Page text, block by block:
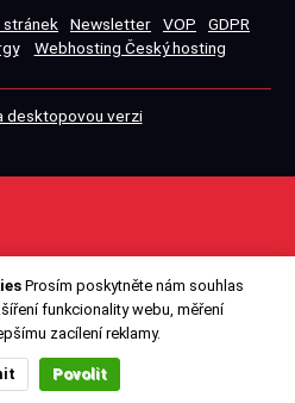
stránek Newsletter VOP
GDPR
Webhosting Český hosting
desktopovou verzi
Prosím poskytněte nám souhlas
funkcionality webu, měření
zacílení reklamy.
Povolit